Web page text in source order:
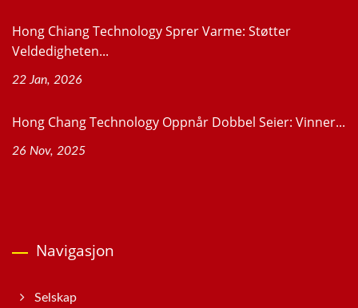
Hong Chiang Technology Sprer Varme: Støtter
Veldedigheten...
22 Jan, 2026
Hong Chang Technology Oppnår Dobbel Seier: Vinner...
26 Nov, 2025
Navigasjon
Selskap